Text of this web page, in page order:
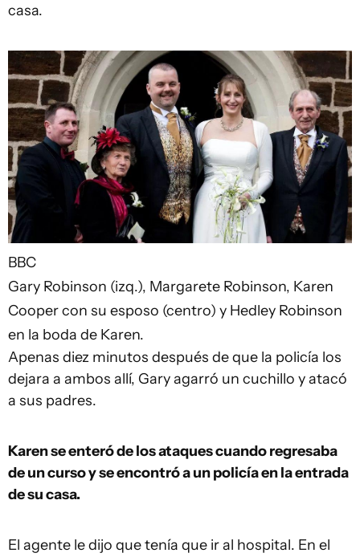
casa.
BBC
Gary Robinson (izq.), Margarete Robinson, Karen
Cooper con su esposo (centro) y Hedley Robinson
en la boda de Karen.
Apenas diez minutos después de que la policía los
dejara a ambos allí, Gary agarró un cuchillo y atacó
a sus padres.
Karen se enteró de los ataques cuando regresaba
de un curso y se encontró a un policía en la entrada
de su casa.
El agente le dijo que tenía que ir al hospital. En el